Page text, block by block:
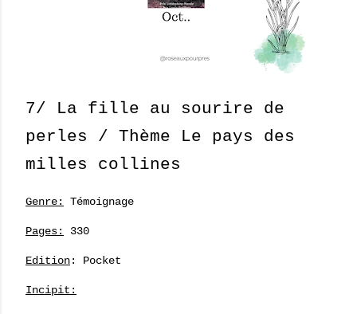
7/ La fille au sourire de
perles / Thème Le pays des
milles collines
Genre: Témoignage
Pages: 330
Edition: Pocket
Incipit: